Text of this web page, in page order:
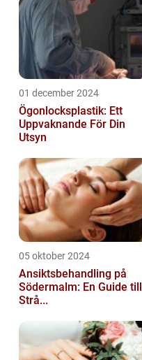
01 december 2024
Ögonlocksplastik: Ett
Uppvaknande För Din
Utsyn
05 oktober 2024
Ansiktsbehandling på
Södermalm: En Guide till
Strå...